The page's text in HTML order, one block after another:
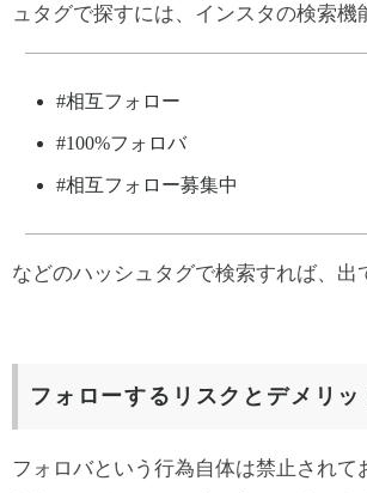
ュタグで探すには、インスタの検索機
#相互フォロー
#100%フォロバ
#相互フォロー募集中
などのハッシュタグで検索すれば、出
フォローするリスクとデメリッ
フォロバという行為自体は禁止されて